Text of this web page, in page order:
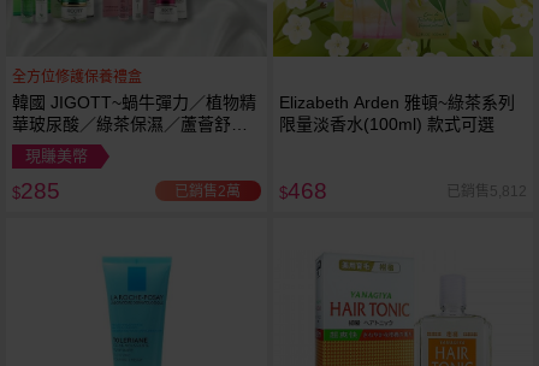
全方位修護保養禮盒
韓國 JIGOTT~蝸牛彈力／植物精
華玻尿酸／綠茶保濕／蘆薈舒緩
修復 禮盒(5件組) 款式可選 化妝
水+乳液+面霜
現賺美幣
$285 已銷售2萬
Elizabeth Arden 雅頓~綠茶系列
限量淡香水(100ml) 款式可選
$468 已銷售5,812